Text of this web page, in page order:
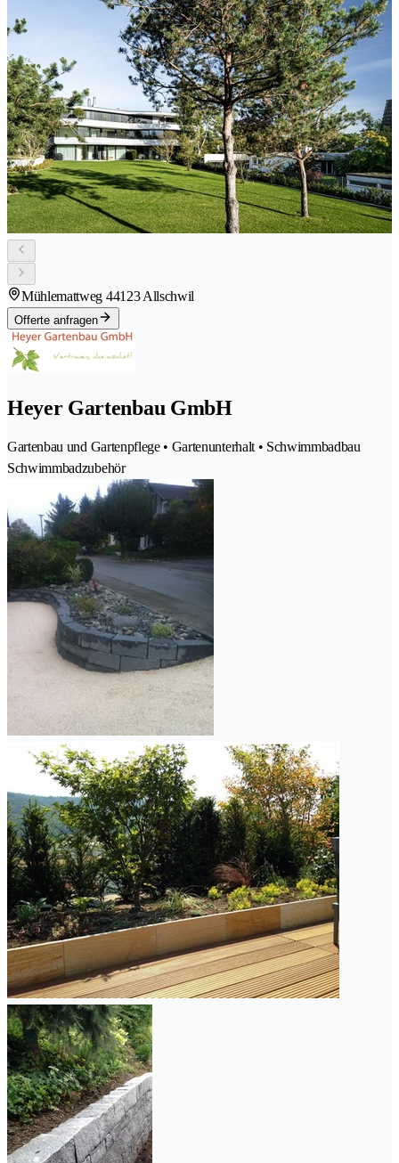
Mühlemattweg 44123 Allschwil
Offerte anfragen
Heyer Gartenbau GmbH
Gartenbau und Gartenpflege • Gartenunterhalt • Schwimmbadbau
Schwimmbadzubehör